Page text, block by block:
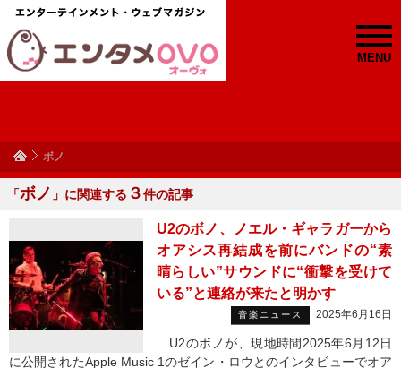
MENU
ボノ
「ボノ 」に関連する ３件の記事
U2のボノ、ノエル・ギャラガーから
オアシス再結成を前にバンドの“素
晴らしい”サウンドに“衝撃を受けて
いる”と連絡が来たと明かす
音楽ニュース 2025年6月16日
U2のボノが、現地時間2025年6月12日
に公開されたApple Music 1のゼイン・ロウとのインタビューでオア